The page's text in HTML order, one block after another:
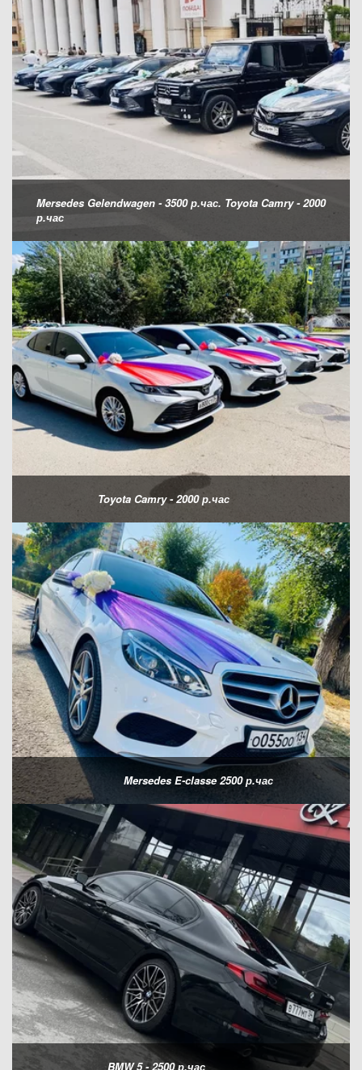
Mersedes Gelendwagen - 3500 р.час. Toyota Camry - 2000
р.час
Toyota Camry - 2000 р.час
Mersedes E-classe 2500 р.час
BMW 5 - 2500 р.час